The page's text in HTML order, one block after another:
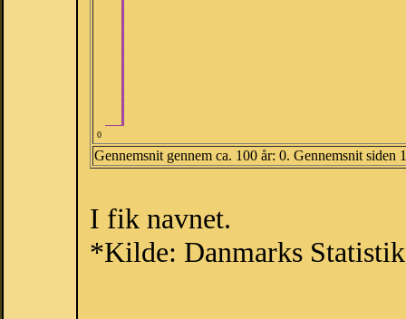
0
Gennemsnit gennem ca. 100 år: 0. Gennemsnit siden
I fik navnet.
*Kilde: Danmarks Statistik